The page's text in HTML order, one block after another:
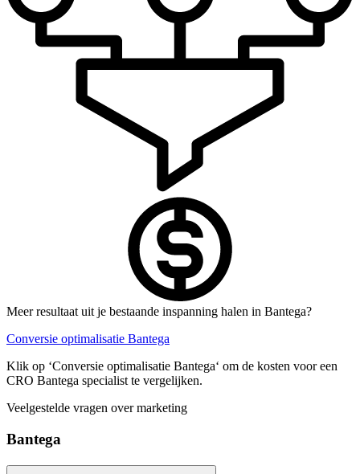
Meer resultaat uit je bestaande inspanning halen in Bantega?
Conversie optimalisatie Bantega
Klik op ‘Conversie optimalisatie Bantega‘ om de kosten voor een
CRO Bantega specialist te vergelijken.
Veelgestelde vragen over marketing
Bantega